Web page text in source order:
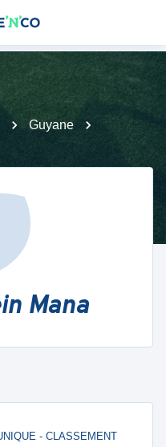
Guyane
Mana
- CLASSEMENT